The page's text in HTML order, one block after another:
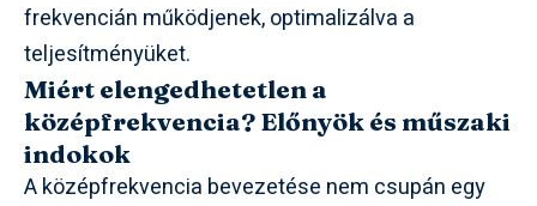
frekvencián működjenek, optimalizálva a
teljesítményüket.
Miért elengedhetetlen a
középfrekvencia? Előnyök és műszaki
indokok
A középfrekvencia bevezetése nem csupán egy